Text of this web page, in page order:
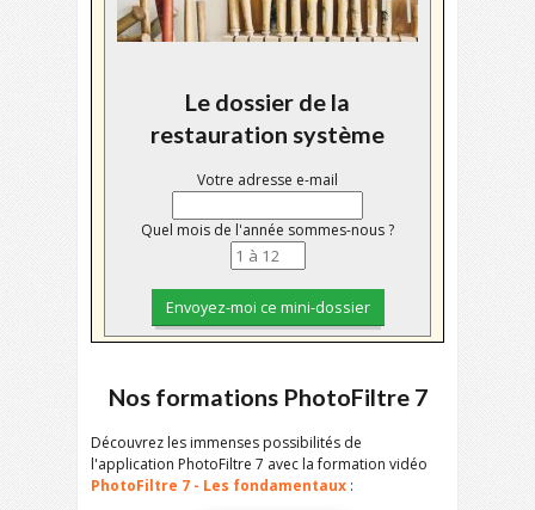
Le dossier de la
restauration système
Votre adresse e-mail
Quel mois de l'année sommes-nous ?
Nos formations PhotoFiltre 7
Découvrez les immenses possibilités de
l'application PhotoFiltre 7 avec la formation vidéo
PhotoFiltre 7 - Les fondamentaux :